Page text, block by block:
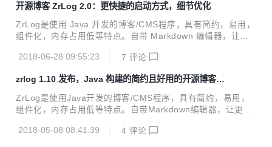
手的框架的，但是随着时间的变化，发现 bootstrap 很多地方
不太方便的地方，因为仅用默认样式，会出现千篇一律的 UI
样式的。加上之前的使用 JQuery 异步加载网页在浏览器的控
2.2 版本开始，ZrLog...
开源博客 ZrLog 2.0：更快捷的启动方式，细节优化
ZrLog是使用 Java 开发的博客/CMS程序，具有简约，易用，
组件化，内存占用低等特点。自带 Markdown 编辑器，让更
上。 ZrLog 从开始使用 JFinal 作为主要的框架都快 4 年了，
走了 4 年多，绝大多数的功能都很稳定了，加上使用的一些技
术上的调整，比如支持了 mysql8，升级到 Java8，终于提供
内嵌的 tomcat 的 zip 包（省去手动安装 tomcat 的苦恼）等
2018-06-28 09:55:23 7 评论
zrlog 1.10 发布，Java 构建的简约且好用的开源博客程
序
ZrLog是使用Java开发的博客/CMS程序，具有简约，易用，
组件化，内存占用低等特点。自带Markdown编辑器，让更多
上。 v1.5以后版本可通过后台管理提供系统更新直接进行升
2018-05-08 08:41:39 4 评论